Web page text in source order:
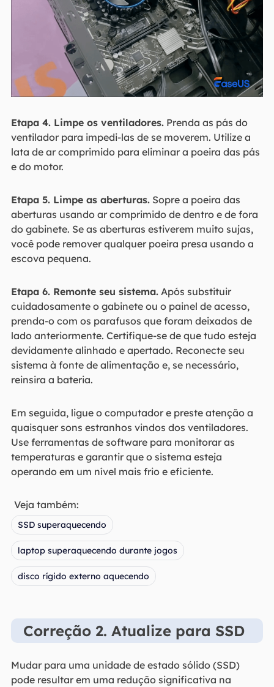
Etapa 4. Limpe os ventiladores.Prenda as pás do
ventilador para impedi-las de se moverem. Utilize a
lata de ar comprimido para eliminar a poeira das pás
e do motor.
Etapa 5. Limpe as aberturas.Sopre a poeira das
aberturas usando ar comprimido de dentro e de fora
do gabinete. Se as aberturas estiverem muito sujas,
você pode remover qualquer poeira presa usando a
escova pequena.
Etapa 6. Remonte seu sistema.Após substituir
cuidadosamente o gabinete ou o painel de acesso,
prenda-o com os parafusos que foram deixados de
lado anteriormente. Certifique-se de que tudo esteja
devidamente alinhado e apertado. Reconecte seu
sistema à fonte de alimentação e, se necessário,
reinsira a bateria.
Em seguida, ligue o computador e preste atenção a
quaisquer sons estranhos vindos dos ventiladores.
Use ferramentas de software para monitorar as
temperaturas e garantir que o sistema esteja
operando em um nível mais frio e eficiente.
Veja também:
SSD superaquecendo
laptop superaquecendo durante jogos
disco rígido externo aquecendo
Correção 2. Atualize para SSD
Mudar para uma unidade de estado sólido (SSD)
pode resultar em uma redução significativa na